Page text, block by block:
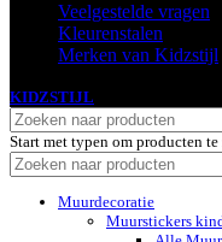
Veelgestelde vragen
Kleurenstalen
Merken van Kidzstijl
KIDZSTIJL
Start met typen om producten
Muurdecoratie
Muurstickers